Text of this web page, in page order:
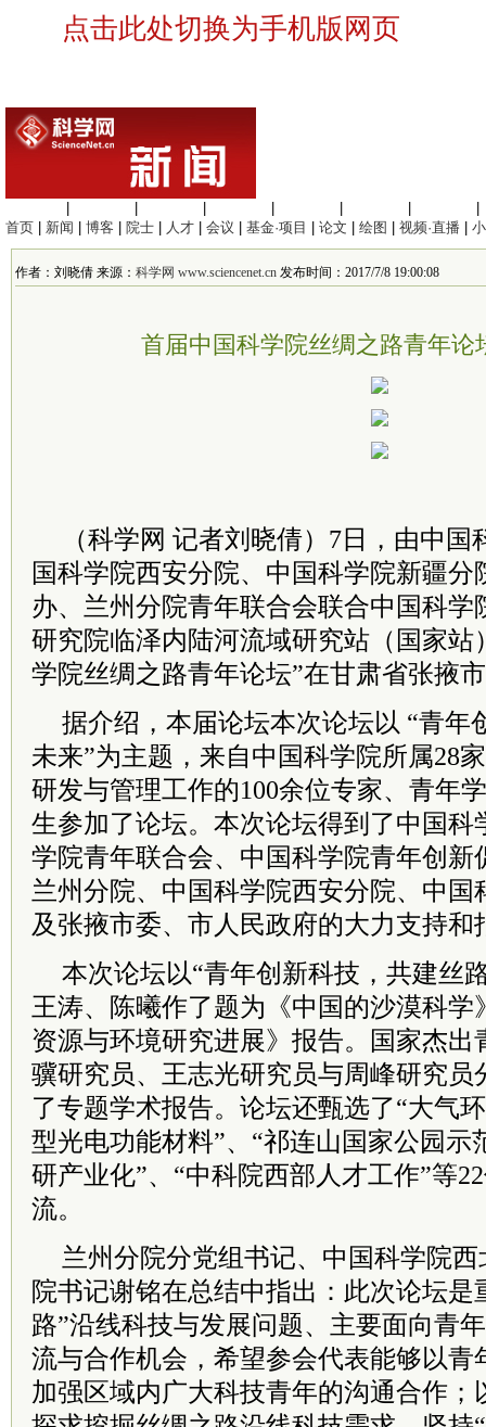
点击此处切换为手机版网页
首页
新闻 博客 院士 人才 会议 基金·项目 论文 绘图 视频·直播
作者：刘晓倩 来源： 科学网 www.sciencenet.cn 发布时间：2017/7/8 19:00:08
首届中国科学院丝绸之路青年论
（科学网 记者刘晓倩）7日，由中
国科学院西安分院、中国科学院新疆分
办、兰州分院青年联合会联合中国科学
研究院临泽内陆河流域研究站（国家站
学院丝绸之路青年论坛”在甘肃省张掖
据介绍，本届论坛本次论坛以 “青年
未来”为主题，来自中国科学院所属28
研发与管理工作的100余位专家、青年
生参加了论坛。本次论坛得到了中国科
学院青年联合会、中国科学院青年创新
兰州分院、中国科学院西安分院、中国
及张掖市委、市人民政府的大力支持和
本次论坛以“青年创新科技，共建丝
王涛、陈曦作了题为《中国的沙漠科学
资源与环境研究进展》报告。国家杰出
骥研究员、王志光研究员与周峰研究员
了专题学术报告。论坛还甄选了“大气
型光电功能材料”、“祁连山国家公园示
研产业化”、“中科院西部人才工作”等
流。
兰州分院分党组书记、中国科学院
院书记谢铭在总结中指出：此次论坛是
路”沿线科技与发展问题、主要面向青
流与合作机会，希望参会代表能够以青
加强区域内广大科技青年的沟通合作；